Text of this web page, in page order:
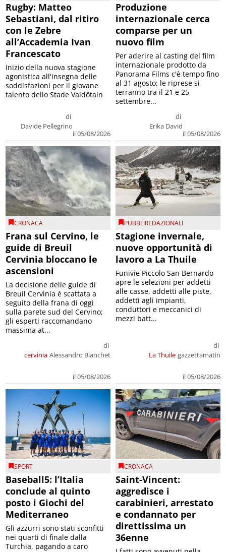
Rugby: Matteo
Sebastiani, dal ritiro
con le Zebre
all’Accademia Ivan
Francescato
di
Davide Pellegrino
il 05/08/2026
Inizio della nuova stagione
agonistica all'insegna delle
soddisfazioni per il giovane
talento dello Stade Valdôtain
Produzione
internazionale cerca
comparse per un
nuovo film
di
Erika David
il 05/08/2026
Per aderire al casting del film
internazionale prodotto da
Panorama Films c'è tempo fino
al 31 agosto; le riprese si
terranno tra il 21 e 25
settembre...
CRONACA
Frana sul Cervino, le
guide di Breuil
Cervinia bloccano le
ascensioni
cervinia
di
Alessandro Bianchet
il 05/08/2026
La decisione delle guide di
Breuil Cervinia è scattata a
seguito della frana di oggi
sulla parete sud del Cervino;
gli esperti raccomandano
massima at...
PUBBLIREDAZIONALI
Stagione invernale,
nuove opportunità di
lavoro a La Thuile
La Thuile
di
gazzettamatin
il 05/08/2026
Funivie Piccolo San Bernardo
apre le selezioni per addetti
alle casse, addetti alle piste,
addetti agli impianti,
conduttori e meccanici di
mezzi batt...
SPORT
Baseball5: l’Italia
conclude al quinto
posto i Giochi del
Mediterraneo
Gli azzurri sono stati sconfitti
nei quarti di finale dalla
Turchia, pagando a caro
CRONACA
Saint-Vincent:
aggredisce i
carabinieri, arrestato
e condannato per
direttissima un
36enne